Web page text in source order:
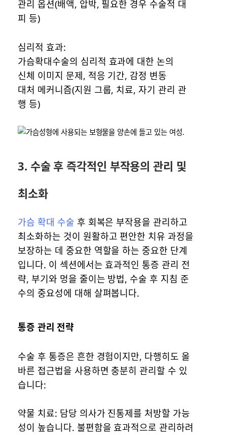
관리 옵션(배액, 압박, 필요한 경우 수술적 대
피 등)
심리적 효과:
가슴확대수술의 심리적 효과에 대한 논의
신체 이미지 문제, 적응 기간, 감정 변동
대처 메커니즘(지원 그룹, 치료, 자기 관리 관
행 등)
3. 수술 후 즉각적인 부작용의 관리 및
최소화
가슴 확대 수술 후 회복은 부작용을 관리하고
최소화하는 것이 원활하고 편안한 치유 과정을
보장하는 데 중요한 역할을 하는 중요한 단계
입니다. 이 섹션에서는 효과적인 통증 관리 전
략, 부기와 멍을 줄이는 방법, 수술 후 지침 준
수의 중요성에 대해 살펴봅니다.
통증 관리 전략
수술 후 통증은 흔한 경험이지만, 다행히도 올
바른 접근법을 사용하면 충분히 관리할 수 있
습니다:
약물 치료: 담당 의사가 진통제를 처방할 가능
성이 높습니다. 불편함을 효과적으로 관리하려